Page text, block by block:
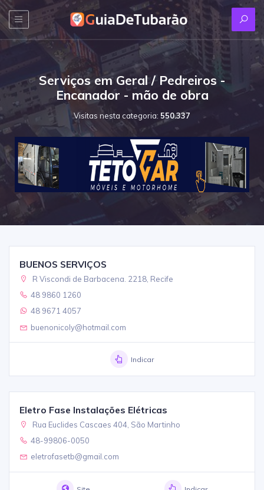
Serviços em Geral / Pedreiros -
Encanador - mão de obra
Visitas nesta categoria: 550.337
BUENOS SERVIÇOS
R Viscondi de Barbacena. 2218, Recife
48 9860 1260
48 9671 4057
buenonicoly@hotmail.com
Indicar
Eletro Fase Instalações Elétricas
Rua Euclides Cascaes 404, São Martinho
48-99806-0050
eletrofasetb@gmail.com